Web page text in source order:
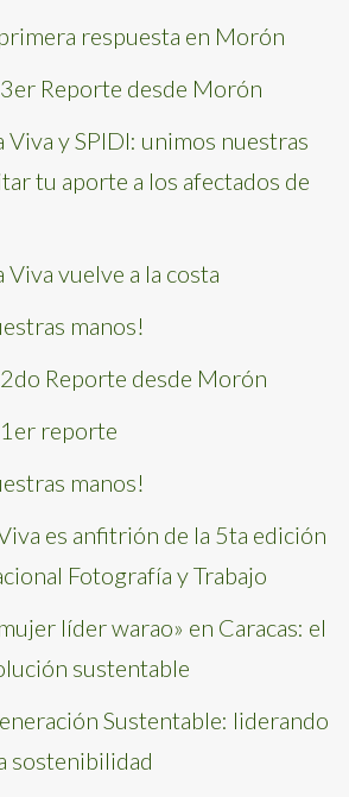
respuesta en Morón
Reporte desde Morón
Viva y SPIDI: unimos nuestras
tu aporte a los afectados de
vuelve a la costa
manos!
Reporte desde Morón
reporte
manos!
es anfitrión de la 5ta edición
Fotografía y Trabajo
líder warao» en Caracas: el
sustentable
Sustentable: liderando
sostenibilidad